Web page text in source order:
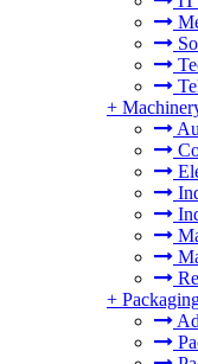
+
+